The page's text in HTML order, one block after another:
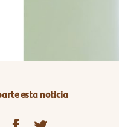
esta noticia